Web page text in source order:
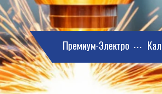
Премиум-Электро